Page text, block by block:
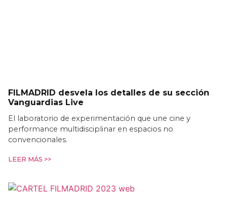
FILMADRID desvela los detalles de su sección
Vanguardias Live
El laboratorio de experimentación que une cine y
performance multidisciplinar en espacios no
convencionales.
LEER MÁS >>